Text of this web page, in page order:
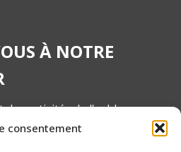
consentement
À NOTRE
activités de l'asbl